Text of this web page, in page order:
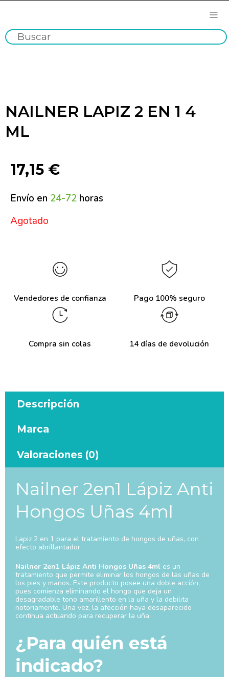
NAILNER LAPIZ 2 EN 1 4
ML
17,15 €
Envío en 24-72 horas
Agotado
Vendedores de confianza Pago 100% seguro
Compra sin colas 14 días de devolución
Descripción
Marca
Valoraciones (0)
Nailner 2en1 Lápiz Anti
Hongos Uñas 4ml
Lapiz 2 en 1 para el tratamiento de hongos de uñas, con
efecto abrillantador.
Nailner 2en1 Lápiz Anti Hongos Uñas 4ml es un
tratamiento que permite eliminar los hongos de las uñas de
los pies y manos. Este producto posee una doble acción,
pues comienza eliminando el hongo que deja un
desagradable tono amarillento en la uña y la debilita
notoriamente. Una vez, la afección haya desaparecido
continua actuando para recuperar la uña.
¿Para quién está
indicado?